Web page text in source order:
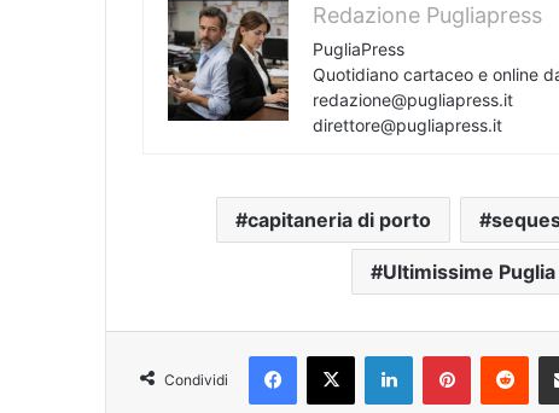
Redazione Pugliapress
PugliaPress
Quotidiano cartaceo e online
redazione@pugliapress.it
direttore@pugliapress.it
capitaneria di porto
Ultimissime Puglia
Condividi
Facebook
X LinkedInPinterest